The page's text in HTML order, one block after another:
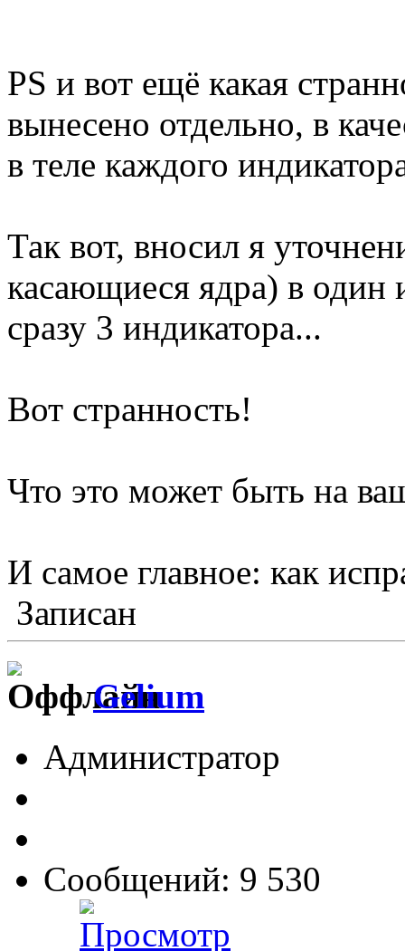
PS и вот ещё какая
вынесено отдельно, в
в теле каждого
Так вот, вносил я
касающиеся ядра) в один
сразу 3 индикатора...
Вот странность!
Что это может быть на
И самое главное: как
Записан
Gelium
Администратор
Сообщений: 9 530